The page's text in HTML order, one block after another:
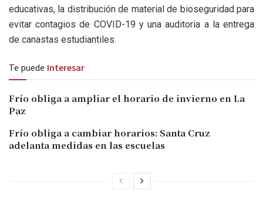
educativas, la distribución de material de bioseguridad para
evitar contagios de COVID-19 y una auditoria a la entrega
de canastas estudiantiles.
Te puede Interesar
Frío obliga a ampliar el horario de invierno en La
Paz
Frío obliga a cambiar horarios: Santa Cruz
adelanta medidas en las escuelas